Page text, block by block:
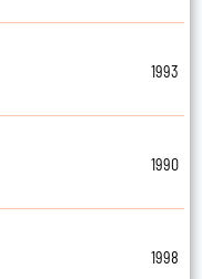
1993
1990
1998